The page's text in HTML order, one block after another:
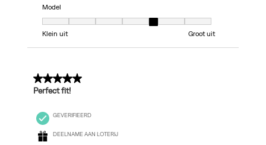
Model
Model, 5 van 7, waarbij 1 gelijk is aan Klein uit en 7 gelijk is aan Groot uit
Klein uit
Groot uit
5 van 5 sterren.
Perfect fit!
GEVERIFIEERD
DEELNAME AAN LOTERIJ